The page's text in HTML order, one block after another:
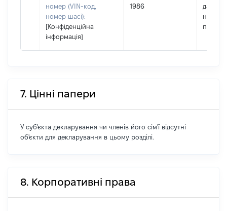
номер (VIN-код,
номер шасі):
[Конфіденційна
інформація]
1986
дату
набуття
права
7. Цінні папери
У суб'єкта декларування чи членів його сім'ї відсутні
об'єкти для декларування в цьому розділі.
8. Корпоративні права